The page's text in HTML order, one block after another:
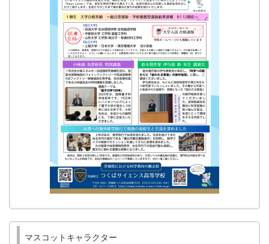
マスコットキャラクター